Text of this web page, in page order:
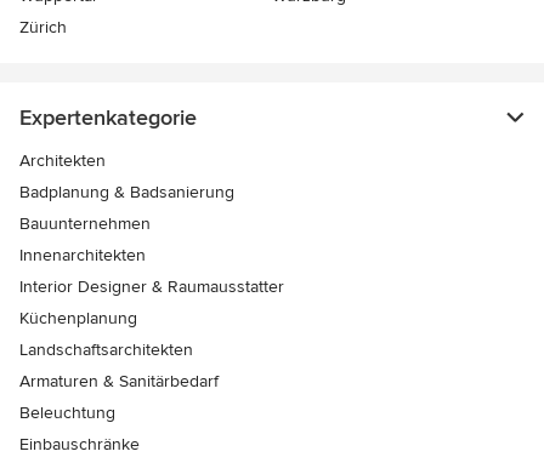
Zürich
Expertenkategorie
Architekten
Badplanung & Badsanierung
Bauunternehmen
Innenarchitekten
Interior Designer & Raumausstatter
Küchenplanung
Landschaftsarchitekten
Armaturen & Sanitärbedarf
Beleuchtung
Einbauschränke